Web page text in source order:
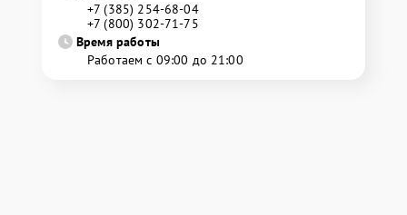
+7 (385) 254-68-04
+7 (800) 302-71-75
Время работы
Работаем с 09:00 до 21:00